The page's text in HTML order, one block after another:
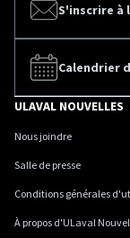
S'inscrire
Calendrier
ULAVAL NOUVELLES
Nous joindre
Salle de presse
Conditions générales
À propos d'ULaval